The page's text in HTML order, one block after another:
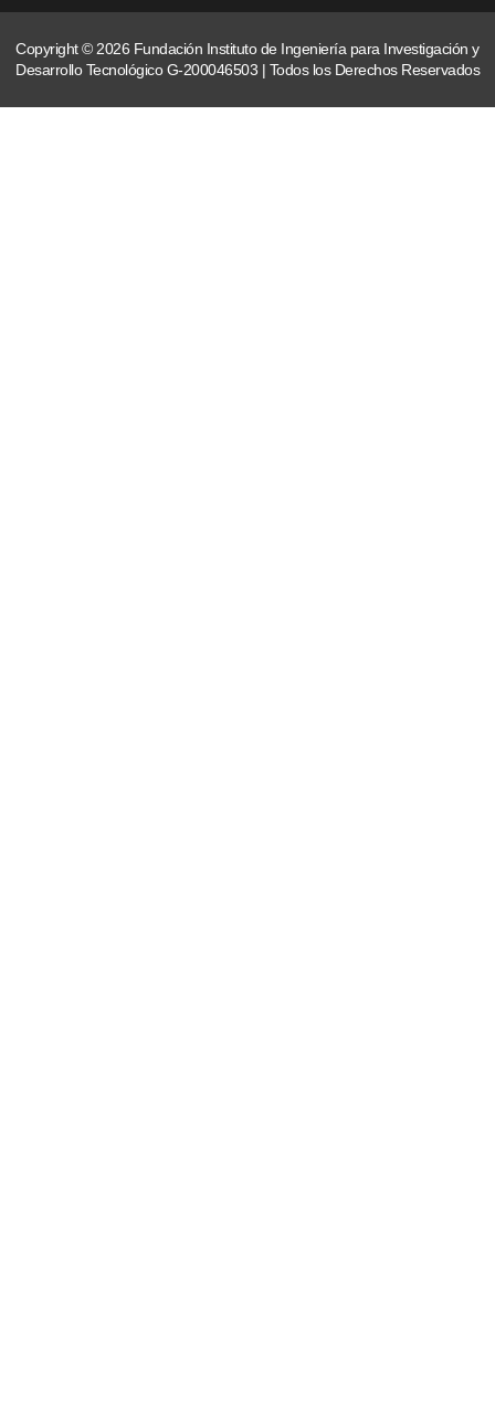
Copyright © 2026 Fundación Instituto de Ingeniería para Investigación y
Desarrollo Tecnológico G-200046503 | Todos los Derechos Reservados